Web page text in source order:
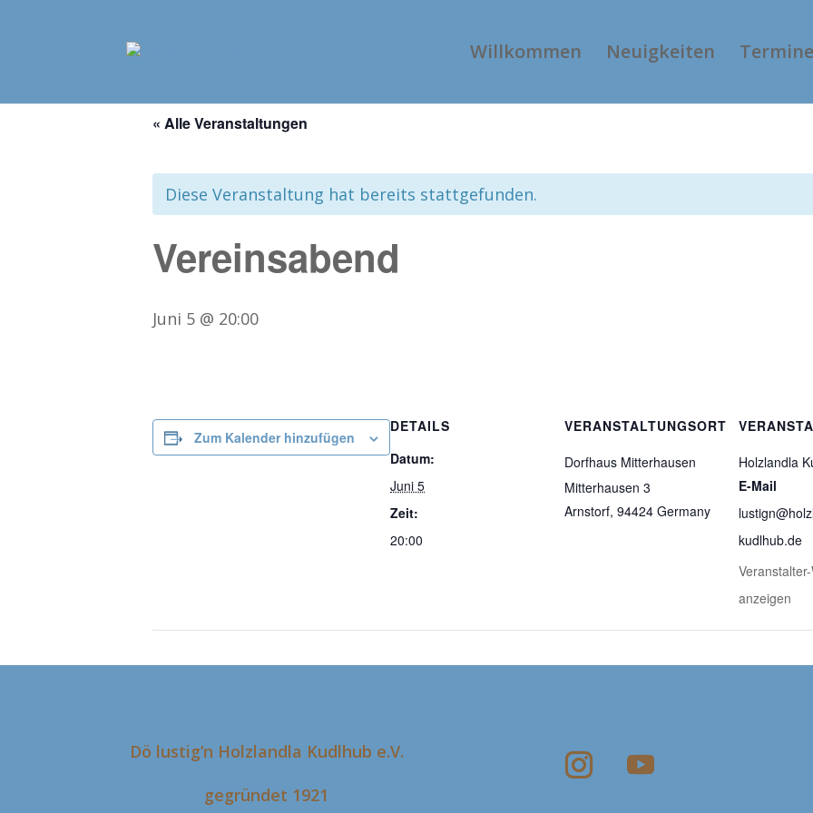
Willkommen Neuigkeiten Termine
« Alle Veranstaltungen
Diese Veranstaltung hat bereits stattgefunden.
Vereinsabend
Juni 5 @ 20:00
Zum Kalender hinzufügen
DETAILS
Datum:
Juni 5
Zeit:
20:00
VERANSTALTUNGSORT
Dorfhaus Mitterhausen
Mitterhausen 3
Arnstorf, 94424 Germany
Holzlandla
E-Mail
kudlhub.de
anzeigen
Maiandacht
Dö lustig’n Holzlandla Kudlhub e.V.
gegründet 1921